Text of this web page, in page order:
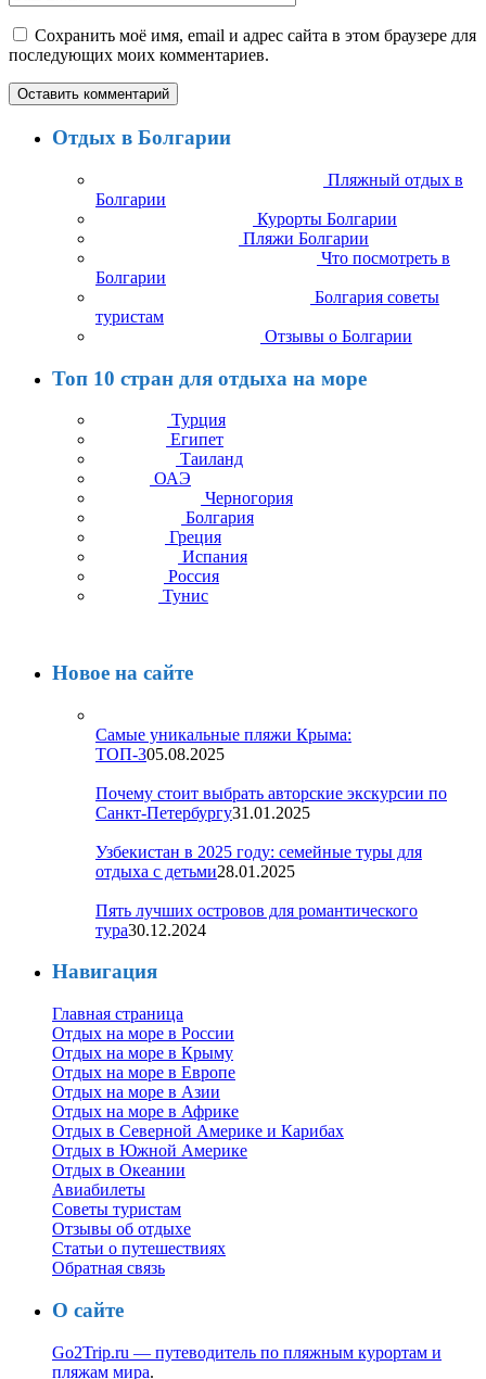
Сохранить моё имя, email и адрес сайта в этом браузере для
последующих моих комментариев.
Отдых в Болгарии
Пляжный отдых в
Болгарии
Курорты Болгарии
Пляжи Болгарии
Что посмотреть в
Болгарии
Болгария советы
туристам
Отзывы о Болгарии
Топ 10 стран для отдыха на море
Турция
Египет
Таиланд
ОАЭ
Черногория
Болгария
Греция
Испания
Россия
Тунис
Новое на сайте
Самые уникальные пляжи Крыма:
ТОП-305.08.2025
Почему стоит выбрать авторские экскурсии по
Санкт-Петербургу31.01.2025
Узбекистан в 2025 году: семейные туры для
отдыха с детьми28.01.2025
Пять лучших островов для романтического
тура30.12.2024
Навигация
Главная страница
Отдых на море в России
Отдых на море в Крыму
Отдых на море в Европе
Отдых на море в Азии
Отдых на море в Африке
Отдых в Северной Америке и Карибах
Отдых в Южной Америке
Отдых в Океании
Авиабилеты
Советы туристам
Отзывы об отдыхе
Статьи о путешествиях
Обратная связь
О сайте
Go2Trip.ru — путеводитель по пляжным курортам и
пляжам мира.